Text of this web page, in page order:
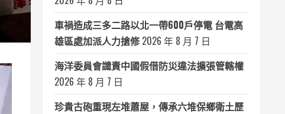
車禍造成三多二路以北一帶600戶停電 台電高
雄區處加派人力搶修 2026 年 8 月 7 日
海洋委員會譴責中國假借防災違法擴張管轄權
2026 年 8 月 7 日
珍貴古砲重現左堆蕭屋，傳承六堆保鄉衛土歷